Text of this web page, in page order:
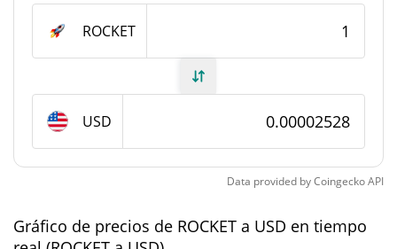
Suministro circulante
Suministro total
1.000.000.000 ROCKET
Capitalización de mercado de ROCKET
ROCKET
USD
Data provided byCoingeckoAPI
Gráfico de precios de ROCKET a USD en tiempo